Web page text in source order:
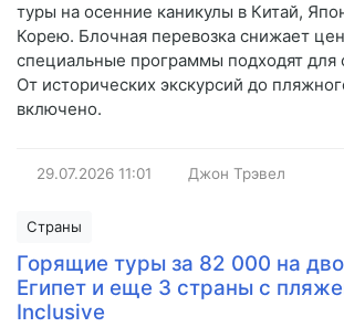
туры на осенние каникулы в Китай,
Корею. Блочная перевозка снижает
специальные программы подходят для
От исторических экскурсий до
включено.
29.07.2026 11:01 Джон Трэвел
Страны
Горящие туры за 82 000 на
Египет и еще 3 страны с
Inclusive